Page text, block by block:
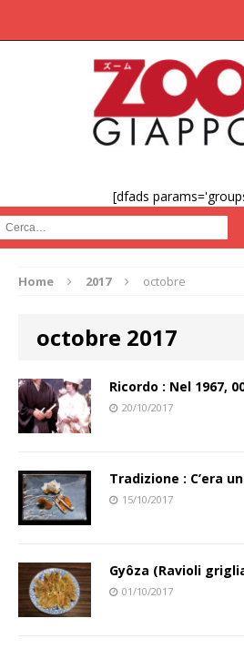
[dfads
Cerca :
Home 2017 octobre
octobre 2017
Ricordo : Nel 1967,
20/10/2017
Tradizione : C’era
15/10/2017
Gyôza (Ravioli
01/10/2017